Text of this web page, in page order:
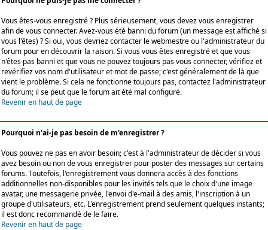
Vous êtes-vous enregistré ? Plus sérieusement, vous devez vous enregistrer
afin de vous connecter. Avez-vous été banni du forum (un message est affiché si
vous l'êtes) ? Si oui, vous devriez contacter le webmestre ou l'administrateur du
forum pour en découvrir la raison. Si vous vous êtes enregistré et que vous
n'êtes pas banni et que vous ne pouvez toujours pas vous connecter, vérifiez et
revérifiez vos nom d'utilisateur et mot de passe; c'est généralement de là que
vient le problème. Si cela ne fonctionne toujours pas, contactez l'administrateur
du forum; il se peut que le forum ait été mal configuré.
Revenir en haut de page
Pourquoi n'ai-je pas besoin de m'enregistrer ?
Vous pouvez ne pas en avoir besoin; c'est à l'administrateur de décider si vous
avez besoin ou non de vous enregistrer pour poster des messages sur certains
forums. Toutefois, l'enregistrement vous donnera accès à des fonctions
additionnelles non-disponibles pour les invités tels que le choix d'une image
avatar, une messagerie privée, l'envoi d'e-mail à des amis, l'inscription à un
groupe d'utilisateurs, etc. L'enregistrement prend seulement quelques instants;
il est donc recommandé de le faire.
Revenir en haut de page